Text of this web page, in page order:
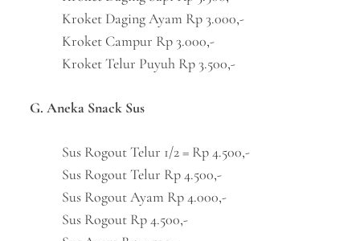
Kroket Daging Ayam Rp 3.000,-
Kroket Campur Rp 3.000,-
Kroket Telur Puyuh Rp 3.500,-
G. Aneka Snack Sus
Sus Rogout Telur 1/2 = Rp 4.500,-
Sus Rogout Telur Rp 4.500,-
Sus Rogout Ayam Rp 4.000,-
Sus Rogout Rp 4.500,-